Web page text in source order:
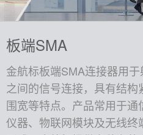
板端SMA
金航标板端SMA连接器用
之间的信号连接，具有结
围宽等特点。产品常用于
仪器、物联网模块及无线